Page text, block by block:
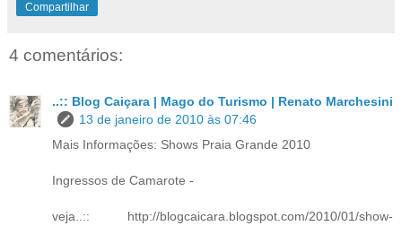
Compartilhar
4 comentários:
..:: Blog Caiçara | Mago do Turismo | Renato Marchesini
13 de janeiro de 2010 às 07:46
Mais Informações: Shows Praia Grande 2010
Ingressos de Camarote -
veja..:: http://blogcaicara.blogspot.com/2010/01/show-